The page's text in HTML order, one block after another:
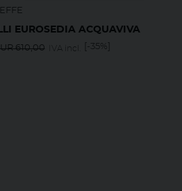
EUROSEDIA ACQUAVIVA
610,00 IVA incl. [-35%]